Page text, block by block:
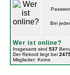
Bei
Wer ist online?
Insgesamt sind 537
Der Rekord liegt bei
Mitglieder: Keine